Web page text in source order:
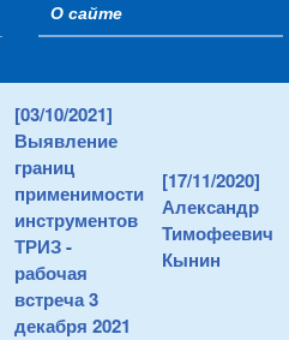
О сайте
[03/10/2021]
Выявление
границ
применимости
инструментов
ТРИЗ -
рабочая
встреча 3
декабря 2021
[17/11/2020]
Александр
Тимофеевич
Кынин